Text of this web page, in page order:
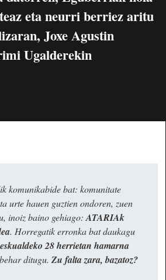
eta neurri berriez aritu
Joxe Agustin
Ugalderekin
komunikabide bat: komunitate
urte hauen guztien ondoren, zuen
inoiz baino gehiago:ATARIAk
. Horregatik erronka bat daukagu
28 herrietan hamarna
behar ditugu. Zu falta zara, bazatoz?